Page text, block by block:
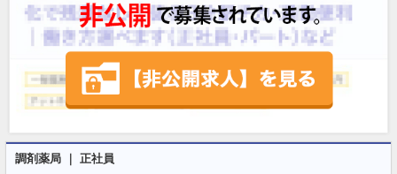
調剤薬局 ｜ 正社員